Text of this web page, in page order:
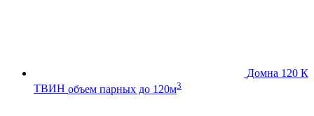
Домна 120 К
ТВИН объем парных до 120м3